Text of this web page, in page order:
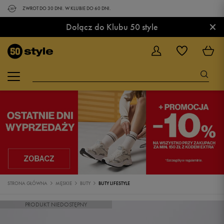
ZWROT DO 30 DNI. W KLUBIE DO 60 DNI.
Dołącz do Klubu 50 style ×
STRONA GŁÓWNA MĘSKIE BUTY BUTY LIFESTYLE
PRODUKT NIEDOSTĘPNY